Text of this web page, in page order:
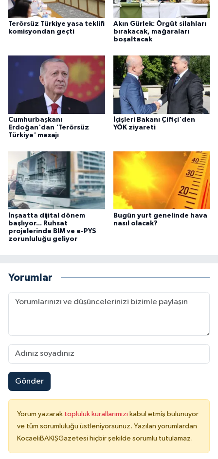
Terörsüz Türkiye yasa teklifi
komisyondan geçti
Akın Gürlek: Örgüt silahları
bırakacak, mağaraları
boşaltacak
Cumhurbaşkanı
Erdoğan'dan 'Terörsüz
Türkiye' mesajı
İçişleri Bakanı Çiftçi'den
YÖK ziyareti
İnşaatta dijital dönem
başlıyor... Ruhsat
projelerinde BIM ve e-PYS
zorunluluğu geliyor
Bugün yurt genelinde hava
nasıl olacak?
Yorumlar
Gönder
Yorum yazarak topluluk kurallarımızı kabul etmiş bulunuyor
ve tüm sorumluluğu üstleniyorsunuz. Yazılan yorumlardan
KocaeliBAKIŞGazetesi hiçbir şekilde sorumlu tutulamaz.